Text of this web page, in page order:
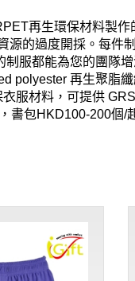
再生環保材料製
源的過度開採。每件
制服都能為您的團隊
polyester 再生聚脂
服材料，可提供
書包HKD100-200個/